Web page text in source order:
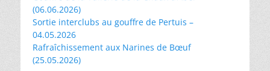
(06.06.2026)
Sortie interclubs au gouffre de Pertuis –
04.05.2026
Rafraîchissement aux Narines de Bœuf
(25.05.2026)